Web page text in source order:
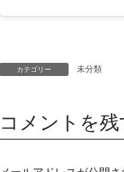
カテゴリー 未分類
コメントを残